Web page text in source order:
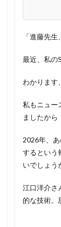
「進藤先
最近、私の
わかります
私もニュー
ましたから
2026年、
するという
いでしょう
江口洋介さ
的な技術。